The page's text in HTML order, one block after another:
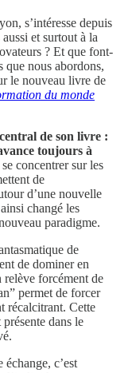
s’intéresse depuis
et surtout à la
? Et que font-
que nous abordons,
le nouveau livre de
du monde
de son livre :
toujours à
concentrer sur les
de
d’une nouvelle
changé les
paradigme.
de
de dominer en
relève forcément de
permet de forcer
récalcitrant. Cette
dans le
c’est